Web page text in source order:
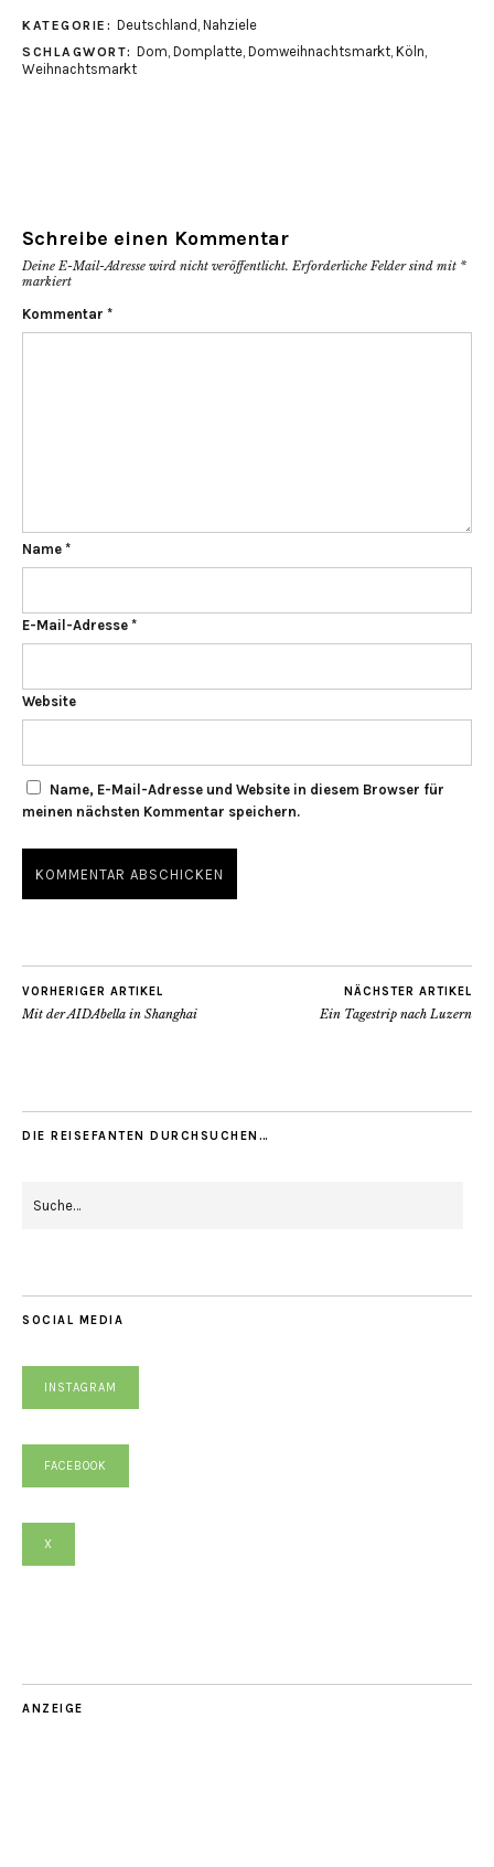
KATEGORIE: Deutschland , Nahziele
SCHLAGWORT: Dom, Domplatte, Domweihnachtsmarkt, Köln,
Weihnachtsmarkt
Schreibe einen Kommentar
Deine E-Mail-Adresse wird nicht veröffentlicht. Erforderliche Felder sind mit *
markiert
Kommentar *
Name *
E-Mail-Adresse *
Website
Name, E-Mail-Adresse und Website in diesem Browser für
meinen nächsten Kommentar speichern.
VORHERIGER ARTIKEL
Mit der AIDAbella in Shanghai
NÄCHSTER ARTIKEL
Ein Tagestrip nach Luzern
DIE REISEFANTEN DURCHSUCHEN…
SOCIAL MEDIA
INSTAGRAM
FACEBOOK
X
ANZEIGE